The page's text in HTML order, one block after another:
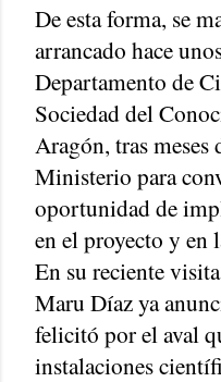
De esta forma, se
arrancado hace
Departamento de
Sociedad del
Aragón, tras meses
Ministerio para
oportunidad de
en el proyecto y en
En su reciente
Maru Díaz ya
felicitó por el aval
instalaciones